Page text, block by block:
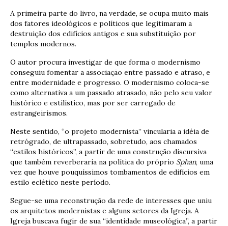
A primeira parte do livro, na verdade, se ocupa muito mais
dos fatores ideológicos e políticos que legitimaram a
destruição dos edifícios antigos e sua substituição por
templos modernos.
O autor procura investigar de que forma o modernismo
conseguiu fomentar a associação entre passado e atraso, e
entre modernidade e progresso. O modernismo coloca-se
como alternativa a um passado atrasado, não pelo seu valor
histórico e estilístico, mas por ser carregado de
estrangeirismos.
Neste sentido, “o projeto modernista” vincularia a idéia de
retrógrado, de ultrapassado, sobretudo, aos chamados
“estilos históricos”, a partir de uma construção discursiva
que também reverberaria na política do próprio Sphan, uma
vez que houve pouquíssimos tombamentos de edifícios em
estilo eclético neste período.
Segue-se uma reconstrução da rede de interesses que uniu
os arquitetos modernistas e alguns setores da Igreja. A
Igreja buscava fugir de sua “identidade museológica”, a partir